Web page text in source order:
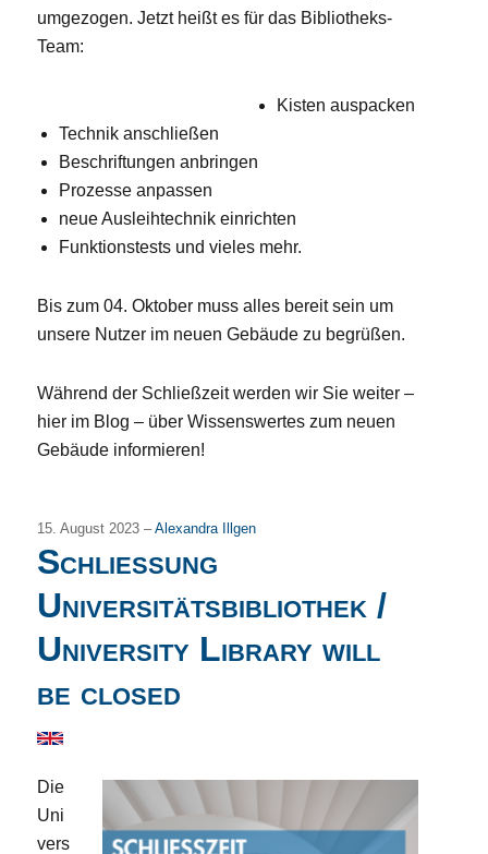
umgezogen. Jetzt heißt es für das Bibliotheks-
Team:
Kisten auspacken
Technik anschließen
Beschriftungen anbringen
Prozesse anpassen
neue Ausleihtechnik einrichten
Funktionstests und vieles mehr.
Bis zum 04. Oktober muss alles bereit sein um
unsere Nutzer im neuen Gebäude zu begrüßen.
Während der Schließzeit werden wir Sie weiter –
hier im Blog – über Wissenswertes zum neuen
Gebäude informieren!
15. August 2023 –Alexandra Illgen
Schließung
Universitätsbibliothek /
University Library will
be closed
Die
Uni
vers